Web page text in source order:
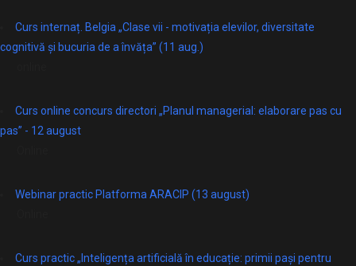
Curs internaț. Belgia „Clase vii - motivația elevilor, diversitate
cognitivă și bucuria de a învăța” (11 aug.)
Curs online concurs directori „Planul managerial: elaborare pas cu
pas” - 12 august
Webinar practic Platforma ARACIP (13 august)
Curs practic „Inteligența artificială în educație: primii pași pentru